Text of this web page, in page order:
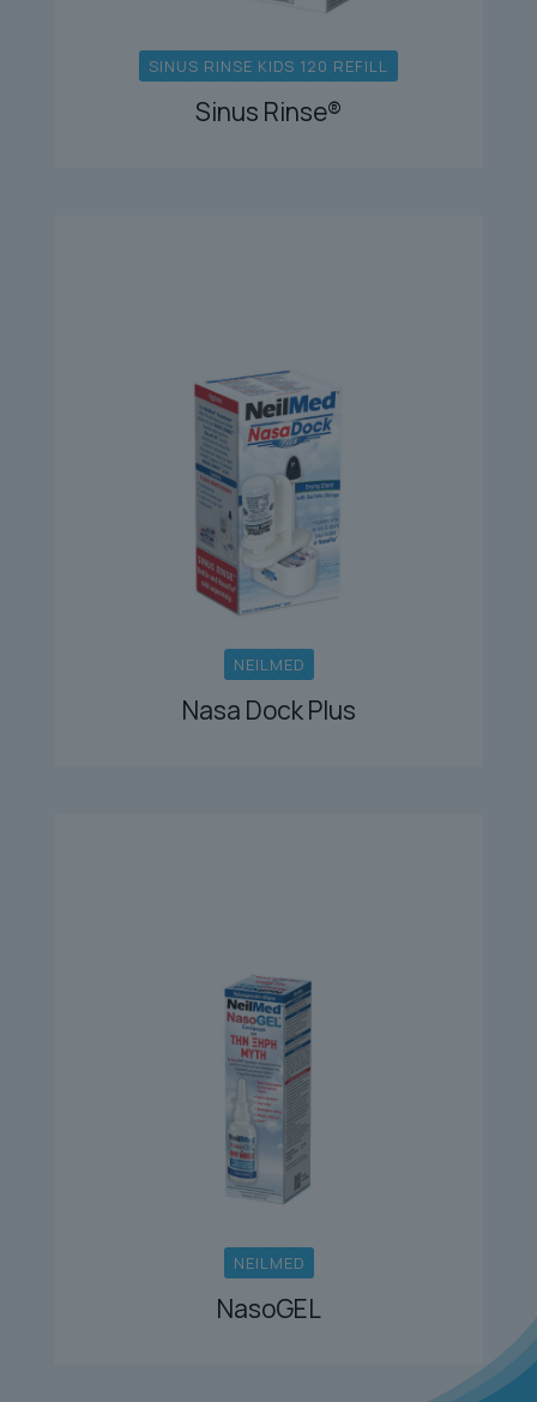
SINUS RINSE KIDS 120 REFILL
Sinus Rinse®
NEILMED
Nasa Dock Plus
NEILMED
NasoGEL